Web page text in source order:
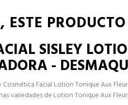
ESTE
SISLEY
-
Facial Lotion Tonique Aux
variedades de Lotion Tonique Aux